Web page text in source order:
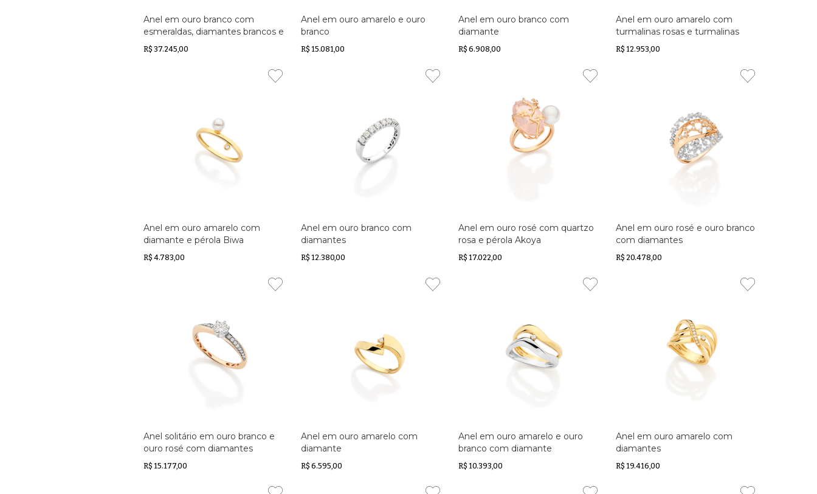
Anel em ouro branco com
esmeraldas, diamantes brancos e
pérola South Sea
R$ 37.245,00
Anel em ouro amarelo e ouro
branco
R$ 15.081,00
Anel em ouro branco com
diamante
R$ 6.908,00
Anel em ouro amarelo com
turmalinas rosas e turmalinas
verdes e pérola Biwa
R$ 12.953,00
Anel em ouro amarelo com
diamante e pérola Biwa
R$ 4.783,00
Anel em ouro branco com
diamantes
R$ 12.380,00
Anel em ouro rosé com quartzo
rosa e pérola Akoya
R$ 17.022,00
Anel em ouro rosé e ouro branco
com diamantes
R$ 20.478,00
Anel solitário em ouro branco e
ouro rosé com diamantes
R$ 15.177,00
Anel em ouro amarelo com
diamante
R$ 6.595,00
Anel em ouro amarelo e ouro
branco com diamante
R$ 10.393,00
Anel em ouro amarelo com
diamantes
R$ 19.416,00